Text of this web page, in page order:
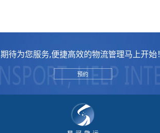
期待为您服务,便捷高效的物流管理马上开始！
预约